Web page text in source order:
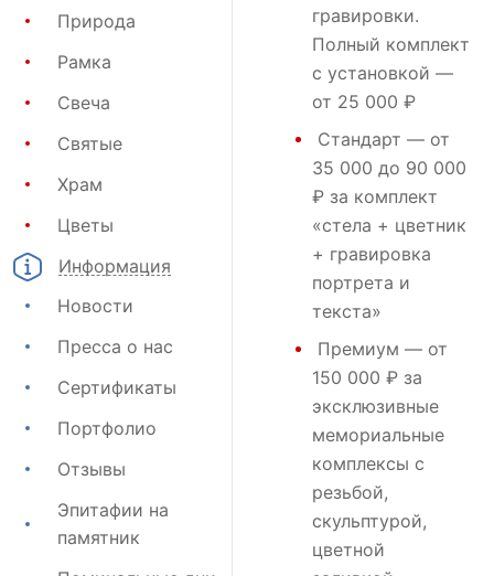
Природа
Рамка
Свеча
Святые
Храм
Цветы
Информация
Новости
Пресса о нас
Сертификаты
Портфолио
Отзывы
Эпитафии на
памятник
гравировки.
Полный комплект
с установкой —
от 25 000 ₽
Стандарт — от
35 000 до 90 000
₽ за комплект
«стела + цветник
+ гравировка
портрета и
текста»
Премиум — от
150 000 ₽ за
эксклюзивные
мемориальные
комплексы с
резьбой,
скульптурой,
цветной